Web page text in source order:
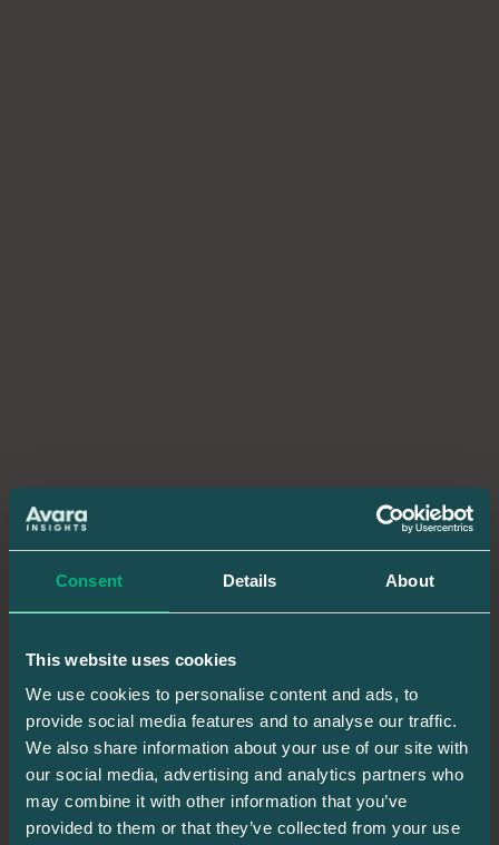
Consent Details About
This website uses cookies
We use cookies to personalise content and ads, to
provide social media features and to analyse our traffic.
We also share information about your use of our site with
our social media, advertising and analytics partners who
may combine it with other information that you’ve
provided to them or that they’ve collected from your use
Bättre kundrelationer